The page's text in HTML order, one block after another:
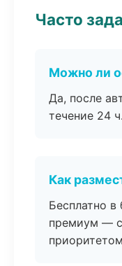
Часто
Можно ли
Да, после
течение 24 ч.
Как
Бесплатно в
премиум —